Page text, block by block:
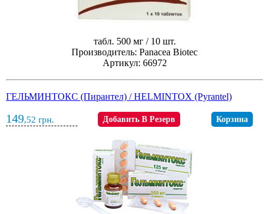
табл. 500 мг / 10 шт.
Производитель: Panacea Biotec
Артикул: 66972
ГЕЛЬМИНТОКС (Пирантел) / HELMINTOX (Pyrantel)
149,52 грн. Добавить В Резерв Корзина